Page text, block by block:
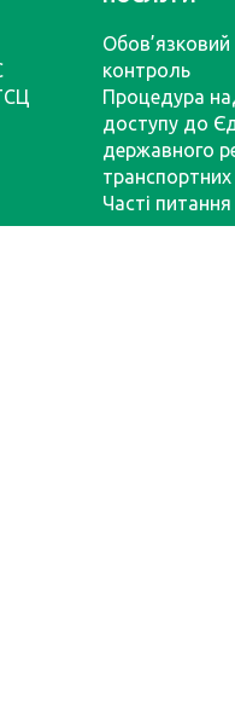
Обов’язковий
контроль
Процедура
доступу до
державного
транспортних
Часті питання